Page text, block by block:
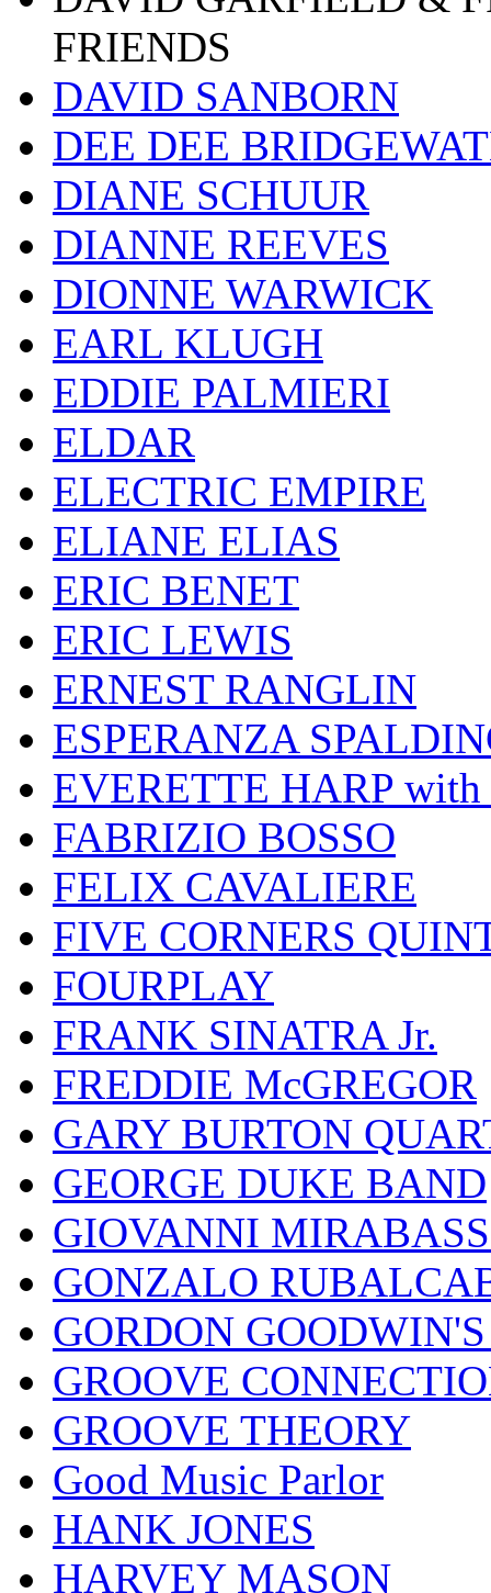
FRIENDS
DAVID SANBORN
DEE DEE
DIANE SCHUUR
DIANNE REEVES
DIONNE WARWICK
EARL KLUGH
EDDIE PALMIERI
ELDAR
ELECTRIC EMPIRE
ELIANE ELIAS
ERIC BENET
ERIC LEWIS
ERNEST RANGLIN
ESPERANZA
EVERETTE HARP
FABRIZIO BOSSO
FELIX CAVALIERE
FIVE CORNERS
FOURPLAY
FRANK SINATRA Jr.
FREDDIE McGREGOR
GARY BURTON
GEORGE DUKE BAND
GIOVANNI
GONZALO
GORDON
GROOVE
GROOVE THEORY
Good Music Parlor
HANK JONES
HARVEY MASON